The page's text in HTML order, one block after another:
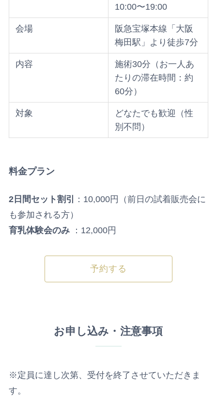
10:00〜19:00
会場
阪急宝塚本線「大阪
梅田駅」より徒歩7分
内容
施術30分（お一人あ
たりの滞在時間：約
60分）
対象
どなたでも歓迎（性
別不問）
料金プラン
2日間セット割引
：10,000円（前日の試着販売会に
も参加される方）
育乳体験会のみ：12,000円
予約する
お申し込み・注意事項
※定員に達し次第、受付を終了させていただきま
す。